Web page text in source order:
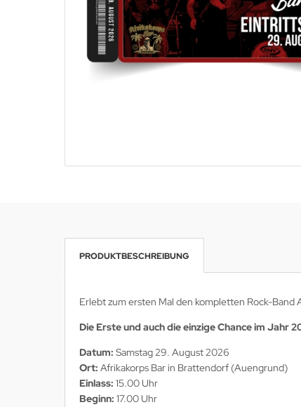
PRODUKTBESCHREIBUNG
Erlebt zum ersten Mal den kompletten Rock-
Die Erste und auch die einzige Chance im
Datum: Samstag 29. August 2026
Ort: Afrikakorps Bar in Brattendorf (Auengrund)
Einlass: 15.00 Uhr
Beginn: 17.00 Uhr